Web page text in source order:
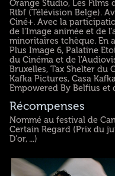
Orange Studio, Les Films
Rtbf (Télévision Belge).
Ciné+. Avec la
de l'Image animée et de
minoritaires tchèque. En
Plus Image 6, Palatine
du Cinéma et de
Bruxelles, Tax Shelter du
Kafka Pictures, Casa
Empowered By Belfius et
Récompenses
Nommé au festival de
Certain Regard (Prix du
D'or, ...)